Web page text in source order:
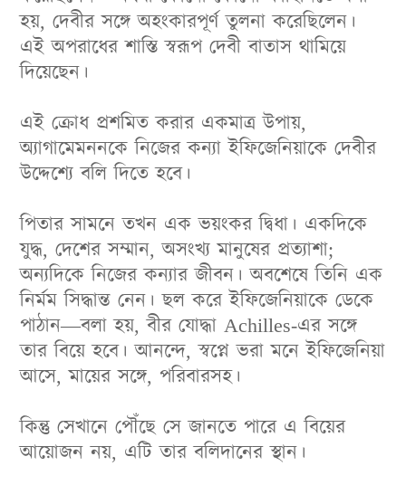
হয়, দেবীর সঙ্গে অহংকারপূর্ণ তুলনা করেছিলেন।
এই অপরাধের শাস্তি স্বরূপ দেবী বাতাস থামিয়ে
দিয়েছেন।
এই ক্রোধ প্রশমিত করার একমাত্র উপায়,
অ্যাগামেমননকে নিজের কন্যা ইফিজেনিয়াকে দেবীর
উদ্দেশ্যে বলি দিতে হবে।
পিতার সামনে তখন এক ভয়ংকর দ্বিধা। একদিকে
যুদ্ধ, দেশের সম্মান, অসংখ্য মানুষের প্রত্যাশা;
অন্যদিকে নিজের কন্যার জীবন। অবশেষে তিনি এক
নির্মম সিদ্ধান্ত নেন। ছল করে ইফিজেনিয়াকে ডেকে
পাঠান—বলা হয়, বীর যোদ্ধা Achilles-এর সঙ্গে
তার বিয়ে হবে। আনন্দে, স্বপ্নে ভরা মনে ইফিজেনিয়া
আসে, মায়ের সঙ্গে, পরিবারসহ।
কিন্তু সেখানে পৌঁছে সে জানতে পারে এ বিয়ের
আয়োজন নয়, এটি তার বলিদানের স্থান।